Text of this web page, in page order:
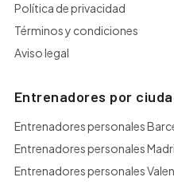
Política de privacidad
Términos y condiciones
Aviso legal
Entrenadores por
Entrenadores personales
Entrenadores personales
Entrenadores personales